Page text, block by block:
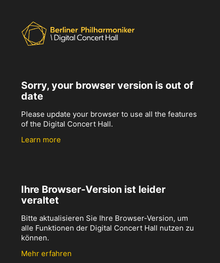
Sorry, your browser version is out of
date
Please update your browser to use all the features
of the Digital Concert Hall.
Learn more
Ihre Browser-Version ist leider
veraltet
Bitte aktualisieren Sie Ihre Browser-Version, um
alle Funktionen der Digital Concert Hall nutzen zu
können.
Mehr erfahren